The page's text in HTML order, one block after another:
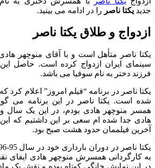
جدید یکتا ناصر را در ادامه می بینید.
ازدواج و طلاق یکتا ناصر
یکتا ناصر متأهل است و با آقای منوچهر
سینمای ایران ازدواج کرده است. حاصل
فرزند دختر به نام سوفیا می باشد.
یکتا ناصر در برنامه “فیلم امروز” اعلام کرد
شده است. یکتا ناصر در این برنامه می
همسر منوچهر هادی بودم، در این یک سال و
هادی جدا شده ام سعی بر این داشتیم که
آخرین فیلممان حدود هشت صبح بود.
به کارگردانی همسرش منوچهر هادی
در این نمایش خانگی کوتاه بوده و نقش یک